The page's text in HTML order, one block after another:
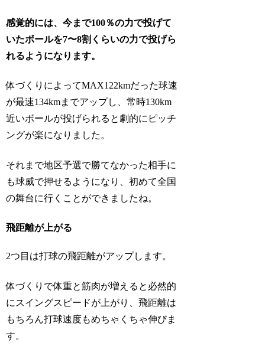
感覚的には、今まで100％の力で投げて
いたボールを7〜8割くらいの力で投げら
れるようになります。
体づくりによってMAX122kmだった球速
が最速134kmまでアップし、常時130km
近いボールが投げられると劇的にピッチ
ングが楽になりました。
それまで地区予選で勝てなかった相手に
も球威で押せるようになり、初めて全国
の舞台に行くことができましたね。
飛距離が上がる
2つ目は打球の飛距離がアップします。
体づくりで体重と筋肉が増えると必然的
にスイングスピードが上がり、飛距離は
もちろん打球速度もめちゃくちゃ伸びま
す。